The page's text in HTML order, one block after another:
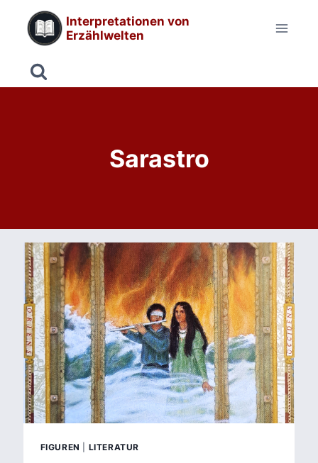
Inhalt
springen
Interpretationen von
Erzählwelten
Sarastro
FIGUREN LITERATUR